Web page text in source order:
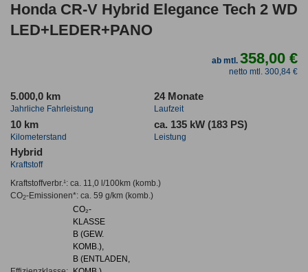
Honda CR-V Hybrid Elegance Tech 2 WD
LED+LEDER+PANO
ab mtl.358,00 €
netto mtl. 300,84 €
5.000,0 km
Jahrliche Fahrleistung
24 Monate
Laufzeit
10 km
Kilometerstand
ca. 135 kW (183 PS)
Leistung
Hybrid
Kraftstoff
Kraftstoffverbr.¹: ca. 11,0 l/100km(komb.)
CO2-Emissionen*: ca. 59 g/km(komb.)
CO₂-
KLASSE
B (GEW.
KOMB.),
B (ENTLADEN,